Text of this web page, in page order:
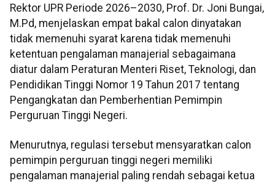
Rektor UPR Periode 2026–2030, Prof. Dr. Joni Bungai,
M.Pd, menjelaskan empat bakal calon dinyatakan
tidak memenuhi syarat karena tidak memenuhi
ketentuan pengalaman manajerial sebagaimana
diatur dalam Peraturan Menteri Riset, Teknologi, dan
Pendidikan Tinggi Nomor 19 Tahun 2017 tentang
Pengangkatan dan Pemberhentian Pemimpin
Perguruan Tinggi Negeri.
Menurutnya, regulasi tersebut mensyaratkan calon
pemimpin perguruan tinggi negeri memiliki
pengalaman manajerial paling rendah sebagai ketua